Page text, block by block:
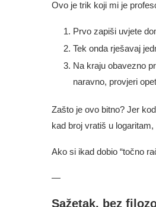
Ovo je trik koji mi je
Prvo zapiši uvjete
Tek onda rješavaj
Na kraju obavezno
naravno, provjeri
Zašto je ovo bitno? Jer
kad broj vratiš u
Ako si ikad dobio “točno
—
Sažetak, bez